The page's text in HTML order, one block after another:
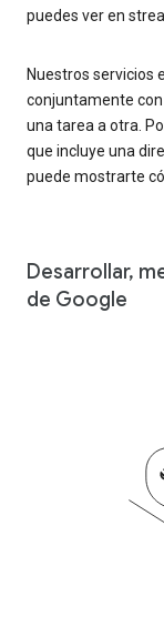
puedes ver en
Nuestros servicios
conjuntamente
una tarea a otra.
que incluye una
puede mostrarte
Desarrollar,
de Google